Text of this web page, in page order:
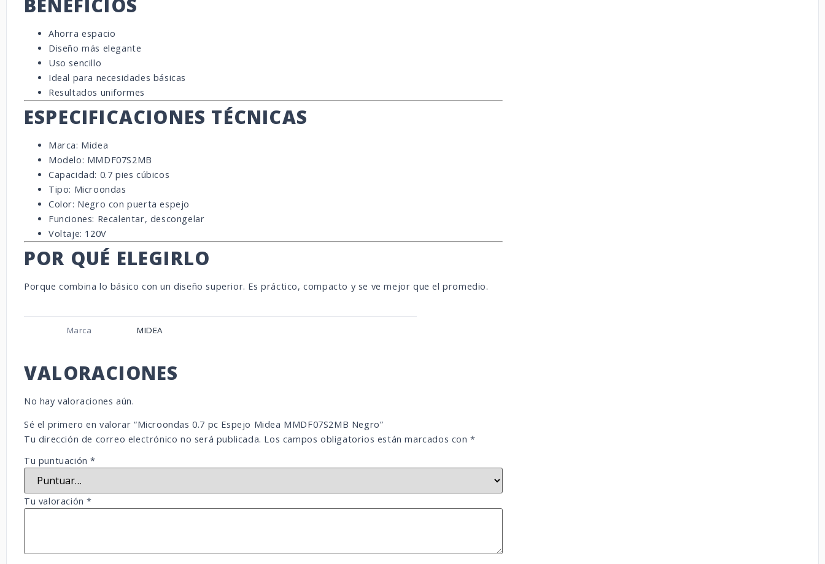
Ahorra espacio
Diseño más elegante
Uso sencillo
Ideal para necesidades básicas
Resultados uniformes
ESPECIFICACIONES TÉCNICAS
Marca: Midea
Modelo: MMDF07S2MB
Capacidad: 0.7 pies cúbicos
Tipo: Microondas
Color: Negro con puerta espejo
Funciones: Recalentar, descongelar
Voltaje: 120V
POR QUÉ ELEGIRLO
Porque combina lo básico con un diseño superior. Es práctico, compacto y se ve mejor que el promedio.
Marca MIDEA
VALORACIONES
No hay valoraciones aún.
Sé el primero en valorar “Microondas 0.7 pc Espejo Midea MMDF07S2MB Negro”
Tu dirección de correo electrónico no será publicada. Los campos obligatorios están marcados con*
Tu puntuación*
Tu valoración*